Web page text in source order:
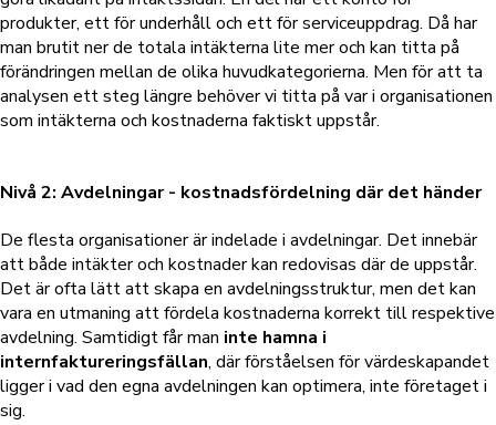
produkter, ett för underhåll och ett för serviceuppdrag. Då har
man brutit ner de totala intäkterna lite mer och kan titta på
förändringen mellan de olika huvudkategorierna. Men för att ta
analysen ett steg längre behöver vi titta på var i organisationen
som intäkterna och kostnaderna faktiskt uppstår.
Nivå 2: Avdelningar - kostnadsfördelning där det händer
De flesta organisationer är indelade i avdelningar. Det innebär
att både intäkter och kostnader kan redovisas där de uppstår.
Det är ofta lätt att skapa en avdelningsstruktur, men det kan
vara en utmaning att fördela kostnaderna korrekt till respektive
avdelning. Samtidigt får man inte hamna i
internfaktureringsfällan, där förståelsen för värdeskapandet
ligger i vad den egna avdelningen kan optimera, inte företaget i
sig.